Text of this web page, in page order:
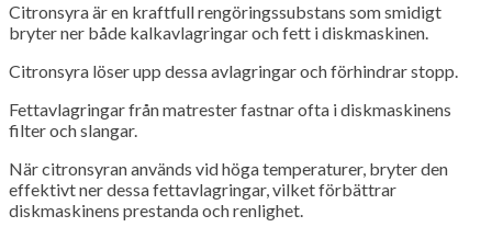
Citronsyra är en kraftfull rengöringssubstans som smidigt
bryter ner både kalkavlagringar och fett i diskmaskinen.
Citronsyra löser upp dessa avlagringar och förhindrar stopp.
Fettavlagringar från matrester fastnar ofta i diskmaskinens
filter och slangar.
När citronsyran används vid höga temperaturer, bryter den
effektivt ner dessa fettavlagringar, vilket förbättrar
diskmaskinens prestanda och renlighet.